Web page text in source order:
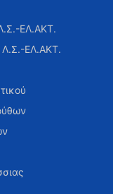
ΕΛ.ΑΚΤ.
Λ.Σ.-ΕΛ.ΑΚΤ.